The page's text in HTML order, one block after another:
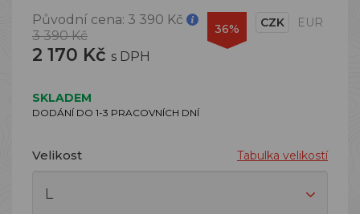
Původní cena: 3 390 Kč
3 390 Kč
2 170 Kč s DPH
36% CZK EUR
SKLADEM
DODÁNÍ DO 1-3 PRACOVNÍCH DNÍ
Velikost Tabulka velikostí